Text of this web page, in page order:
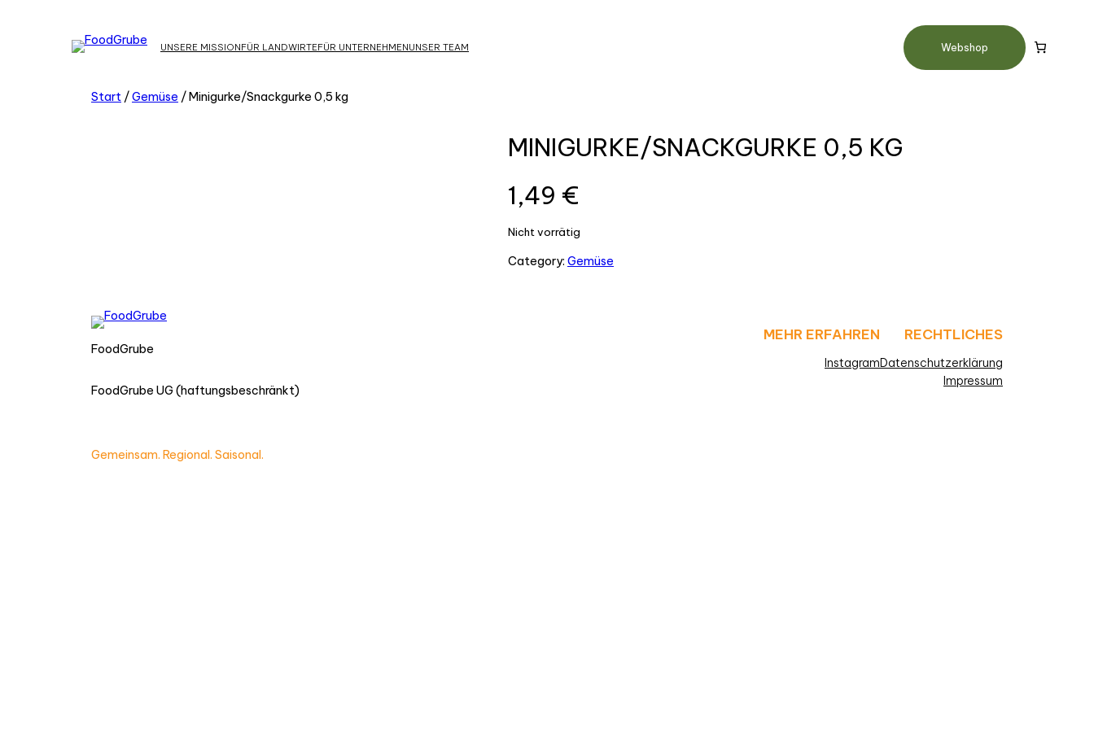
UNSERE MISSIONFÜR LANDWIRTEFÜR UNTERNEHMENUNSER TEAM Webshop
Start /Gemüse / Minigurke/Snackgurke 0,5 kg
MINIGURKE/SNACKGURKE 0,5 KG
1,49 €
Nicht vorrätig
Category: Gemüse
FoodGrube
FoodGrube UG (haftungsbeschränkt)
Gemeinsam. Regional. Saisonal.
MEHR ERFAHREN
Instagram
RECHTLICHES
Datenschutzerklärung
Impressum